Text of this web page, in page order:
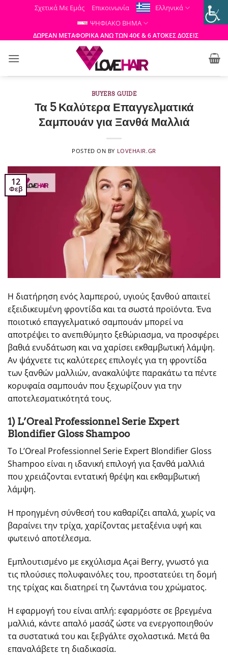
Μετάβαση
περιεχόμενο
Σχετικά Με Εμάς Επικοινωνία
Ελληνικά
ΨΗΦΙΑΚΟ ΒΗΜΑ
ΔΩΡΕΑΝ ΜΕΤΑΦΟΡΙΚΑ ΑΝΩ ΤΩΝ 40€ & 6 ΑΤΟΚΕΣ ΔΟΣΕΙΣ
BUYERS GUIDE
Τα 5 Καλύτερα Επαγγελματικά
Σαμπουάν για Ξανθά Μαλλιά
POSTED ON BY LOVEHAIR.GR
12
Φεβ
Η διατήρηση ενός λαμπερού, υγιούς ξανθού απαιτεί
εξειδικευμένη φροντίδα και τα σωστά προϊόντα. Ένα
ποιοτικό επαγγελματικό σαμπουάν μπορεί να
αποτρέψει το ανεπιθύμητο ξεθώριασμα, να προσφέρει
βαθιά ενυδάτωση και να χαρίσει εκθαμβωτική λάμψη.
Αν ψάχνετε τις καλύτερες επιλογές για τη φροντίδα
των ξανθών μαλλιών, ανακαλύψτε παρακάτω τα πέντε
κορυφαία σαμπουάν που ξεχωρίζουν για την
αποτελεσματικότητά τους.
1) L’Oreal Professionnel Serie Expert
Blondifier Gloss Shampoo
Το L’Oreal Professionnel Serie Expert Blondifier Gloss
Shampoo είναι η ιδανική επιλογή για ξανθά μαλλιά
που χρειάζονται εντατική θρέψη και εκθαμβωτική
λάμψη.
Η προηγμένη σύνθεσή του καθαρίζει απαλά, χωρίς να
βαραίνει την τρίχα, χαρίζοντας μεταξένια υφή και
φωτεινό αποτέλεσμα.
Εμπλουτισμένο με εκχύλισμα Açai Berry, γνωστό για
τις πλούσιες πολυφαινόλες του, προστατεύει τη δομή
της τρίχας και διατηρεί τη ζωντάνια του χρώματος.
Η εφαρμογή του είναι απλή: εφαρμόστε σε βρεγμένα
μαλλιά, κάντε απαλό μασάζ ώστε να ενεργοποιηθούν
τα συστατικά του και ξεβγάλτε σχολαστικά. Μετά θα
επαναλάβετε τη διαδικασία.